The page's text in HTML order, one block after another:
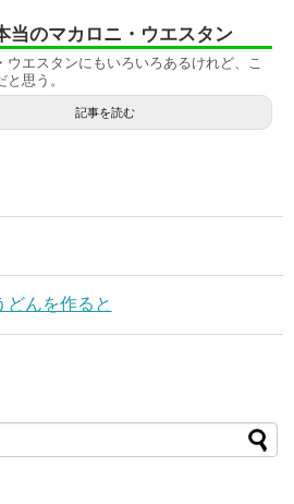
当のマカロニ・ウエスタン
ウエスタンにもいろいろあるけれど、こ
思う。
記事を読む
どんを作ると